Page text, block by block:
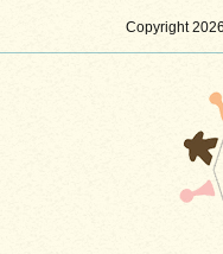
Copyright